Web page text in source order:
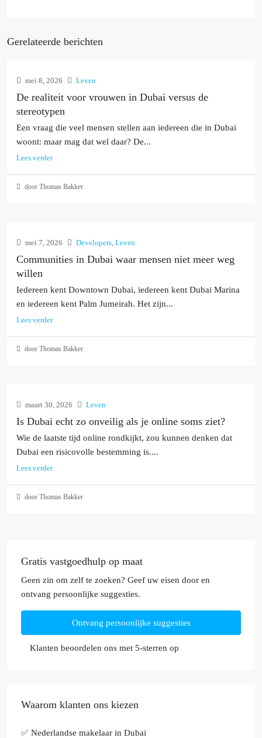
Gerelateerde berichten
mei 8, 2026 Leven
De realiteit voor vrouwen in Dubai versus de
stereotypen
Een vraag die veel mensen stellen aan iedereen die in Dubai
woont: maar mag dat wel daar? De...
Lees verder
door Thomas Bakker
mei 7, 2026 Developers, Leven
Communities in Dubai waar mensen niet meer weg
willen
Iedereen kent Downtown Dubai, iedereen kent Dubai Marina
en iedereen kent Palm Jumeirah. Het zijn...
Lees verder
door Thomas Bakker
maart 30, 2026 Leven
Is Dubai echt zo onveilig als je online soms ziet?
Wie de laatste tijd online rondkijkt, zou kunnen denken dat
Dubai een risicovolle bestemming is....
Lees verder
door Thomas Bakker
Gratis vastgoedhulp op maat
Geen zin om zelf te zoeken? Geef uw eisen door en
ontvang persoonlijke suggesties.
Ontvang persoonlijke suggesties
Klanten beoordelen ons met 5-sterren op
Waarom klanten ons kiezen
✅ Nederlandse makelaar in Dubai